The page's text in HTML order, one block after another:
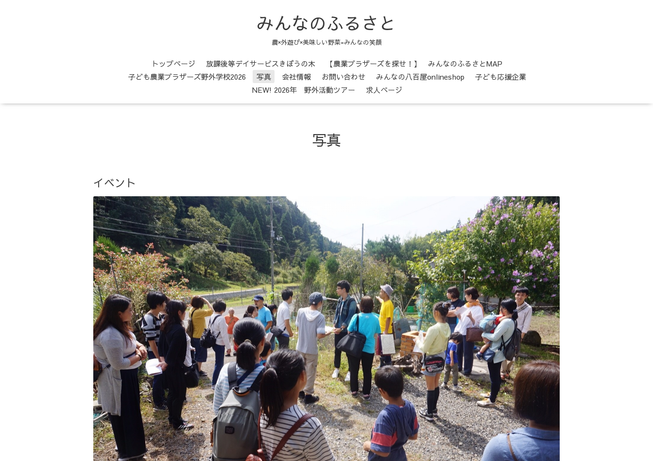
みんなのふるさと
農×外遊び×美味しい野菜=みんなの笑顔
トップページ 放課後等デイサービスきぼうの木
【農業ブラザーズを探せ！】 みんなのふるさとMAP
子ども農業ブラザーズ野外学校2026
写真 会社情報 お問い合わせ みんなの八百屋onlineshop
子ども応援企業
NEW! 2026年 野外活動ツアー
求人ページ
写真
イベント